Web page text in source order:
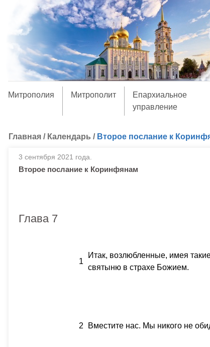
Митрополия Митрополит
Епархиальное
управление
Главная / Календарь / Второе послание к
3 сентября 2021 года.
Второе послание к Коринфянам
Глава 7
1
Итак, возлюбленные, имея
святыню в страхе Божием.
2 Вместите нас. Мы никого не